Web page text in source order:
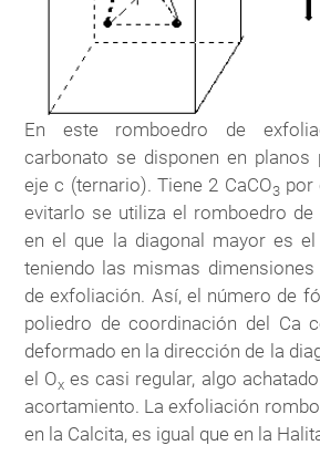
En este romboedro de
carbonato se disponen en planos
eje c (ternario). Tiene 2 CaCO3por
evitarlo se utiliza el romboedro de
en el que la diagonal mayor es
teniendo las mismas
de exfoliación. Así, el número de
poliedro de coordinación del Ca
deformado en la dirección de la
el Ox es casi regular, algo
acortamiento. La exfoliación
en la Calcita, es igual que en la